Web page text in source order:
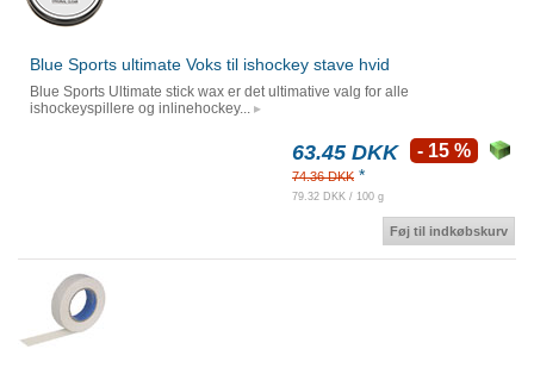
Blue Sports ultimate Voks til ishockey stave hvid
Blue Sports Ultimate stick wax er det ultimative valg for alle
ishockeyspillere og inlinehockey...
63.45 DKK
74.36 DKK *
79.32 DKK / 100 g
- 15 %
Føj til indkøbskurv